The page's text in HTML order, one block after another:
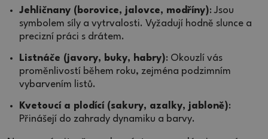
Jehličnany (borovice, jalovce, modříny): Jsou
symbolem síly a vytrvalosti. Vyžadují hodně slunce a
precizní práci s drátem.
Listnáče (javory, buky, habry): Okouzlí vás
proměnlivostí během roku, zejména podzimním
vybarvením listů.
Kvetoucí a plodící (sakury, azalky, jabloně):
Přinášejí do zahrady dynamiku a barvy.